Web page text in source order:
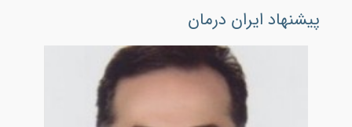
پیشنهاد ایران درمان